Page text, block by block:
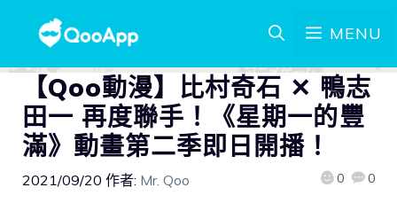
MENU
【Qoo動漫】比村奇石 ✕ 鴨志
田一 再度聯手！《星期一的豐
滿》動畫第二季即日開播！
2021/09/20 作者: Mr. Qoo 0 0